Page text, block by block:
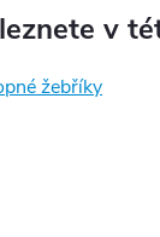
v
žebříky